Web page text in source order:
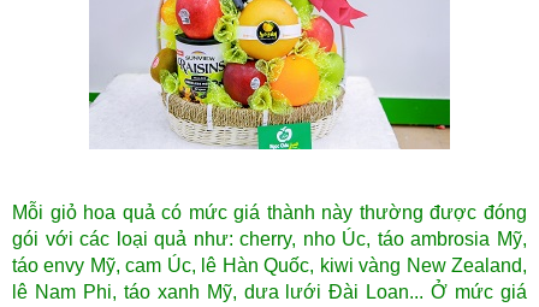
Mỗi giỏ hoa quả có mức giá thành này thường được đóng
gói với các loại quả như: cherry, nho Úc, táo ambrosia Mỹ,
táo envy Mỹ, cam Úc, lê Hàn Quốc, kiwi vàng New Zealand,
lê Nam Phi, táo xanh Mỹ, dưa lưới Đài Loan... Ở mức giá